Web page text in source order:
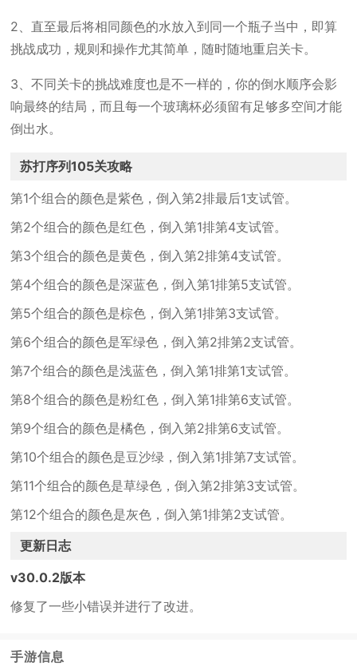
2、直至最后将相同颜色的水放入到同一个瓶子当中，即算
挑战成功，规则和操作尤其简单，随时随地重启关卡。
3、不同关卡的挑战难度也是不一样的，你的倒水顺序会影
响最终的结局，而且每一个玻璃杯必须留有足够多空间才能
倒出水。
苏打序列105关攻略
第1个组合的颜色是紫色，倒入第2排最后1支试管。
第2个组合的颜色是红色，倒入第1排第4支试管。
第3个组合的颜色是黄色，倒入第2排第4支试管。
第4个组合的颜色是深蓝色，倒入第1排第5支试管。
第5个组合的颜色是棕色，倒入第1排第3支试管。
第6个组合的颜色是军绿色，倒入第2排第2支试管。
第7个组合的颜色是浅蓝色，倒入第1排第1支试管。
第8个组合的颜色是粉红色，倒入第1排第6支试管。
第9个组合的颜色是橘色，倒入第2排第6支试管。
第10个组合的颜色是豆沙绿，倒入第1排第7支试管。
第11个组合的颜色是草绿色，倒入第2排第3支试管。
第12个组合的颜色是灰色，倒入第1排第2支试管。
更新日志
v30.0.2版本
修复了一些小错误并进行了改进。
手游信息